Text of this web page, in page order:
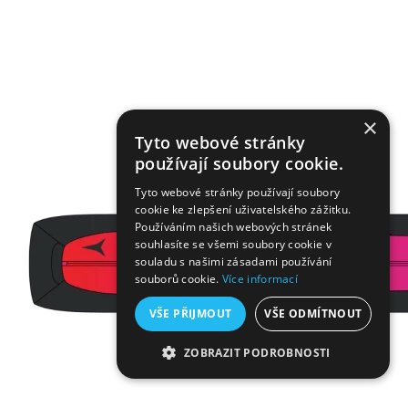
×
Tyto webové stránky
používají soubory cookie.
Tyto webové stránky používají soubory
cookie ke zlepšení uživatelského zážitku.
Používáním našich webových stránek
souhlasíte se všemi soubory cookie v
souladu s našimi zásadami používání
souborů cookie. Více informací
VŠE PŘIJMOUT VŠE ODMÍTNOUT
ZOBRAZIT PODROBNOSTI
NEZBYTNĚ NUTNÉ SOUBORY